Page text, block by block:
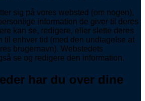
sig på vores websted (om nogen),
information de giver til deres
kan se, redigere, eller slette deres
til enhver tid (med den undtagelse at
brugernavn). Webstedets
se og redigere den information.
har du over dine